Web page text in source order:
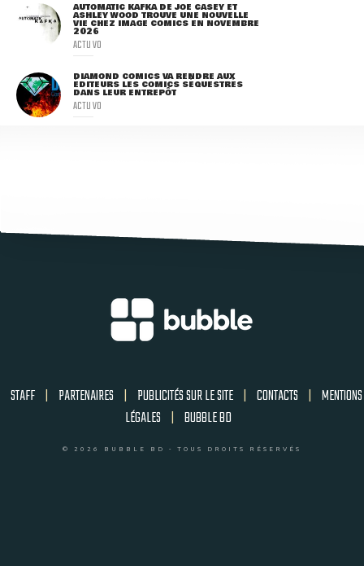
AUTOMATIC KAFKA DE JOE CASEY ET
ASHLEY WOOD TROUVE UNE NOUVELLE
VIE CHEZ IMAGE COMICS EN NOVEMBRE
2026
ACTU VO
DIAMOND COMICS VA RENDRE AUX
ÉDITEURS LES COMICS SÉQUESTRÉS
DANS LEUR ENTREPÔT
ACTU VO
STAFF | PARTENAIRES | PUBLICITÉS SUR LE SITE | CONTACTS | MENTIONS
LÉGALES | BUBBLE BD
© 2026 BUBBLE BD - TOUS DROITS RÉSERVÉS